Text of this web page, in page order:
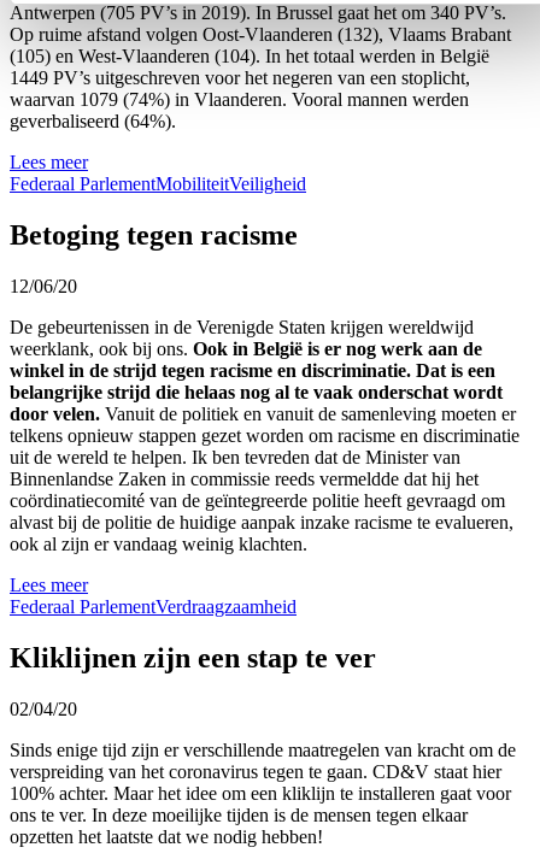
Antwerpen (705 PV’s in 2019). In Brussel gaat het om 340 PV’s.
Op ruime afstand volgen Oost-Vlaanderen (132), Vlaams Brabant
(105) en West-Vlaanderen (104). In het totaal werden in België
1449 PV’s uitgeschreven voor het negeren van een stoplicht,
waarvan 1079 (74%) in Vlaanderen. Vooral mannen werden
geverbaliseerd (64%).
Lees meer
Federaal ParlementMobiliteitVeiligheid
Betoging tegen racisme
12/06/20
De gebeurtenissen in de Verenigde Staten krijgen wereldwijd
weerklank, ook bij ons. Ook in België is er nog werk aan de
winkel in de strijd tegen racisme en discriminatie. Dat is een
belangrijke strijd die helaas nog al te vaak onderschat wordt
door velen. Vanuit de politiek en vanuit de samenleving moeten er
telkens opnieuw stappen gezet worden om racisme en discriminatie
uit de wereld te helpen. Ik ben tevreden dat de Minister van
Binnenlandse Zaken in commissie reeds vermeldde dat hij het
coördinatiecomité van de geïntegreerde politie heeft gevraagd om
alvast bij de politie de huidige aanpak inzake racisme te evalueren,
ook al zijn er vandaag weinig klachten.
Lees meer
Federaal ParlementVerdraagzaamheid
Kliklijnen zijn een stap te ver
02/04/20
Sinds enige tijd zijn er verschillende maatregelen van kracht om de
verspreiding van het coronavirus tegen te gaan. CD&V staat hier
100% achter. Maar het idee om een kliklijn te installeren gaat voor
ons te ver. In deze moeilijke tijden is de mensen tegen elkaar
opzetten het laatste dat we nodig hebben!